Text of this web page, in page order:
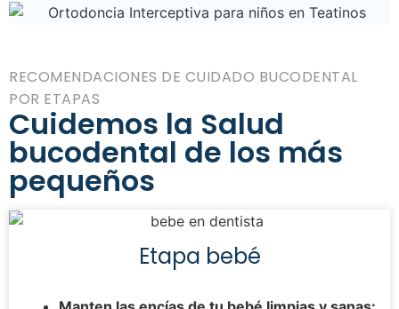
RECOMENDACIONES DE CUIDADO BUCODENTAL
POR ETAPAS
Cuidemos la Salud
bucodental de los más
pequeños
Etapa bebé